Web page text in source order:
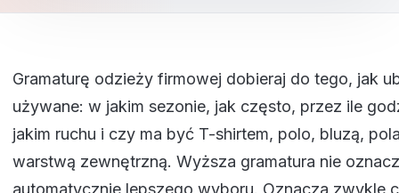
Gramaturę odzieży firmowej dobieraj do tego, jak
używane: w jakim sezonie, jak często, przez ile
jakim ruchu i czy ma być T-shirtem, polo, bluzą,
warstwą zewnętrzną. Wyższa gramatura nie
automatycznie lepszego wyboru. Oznacza zwykle